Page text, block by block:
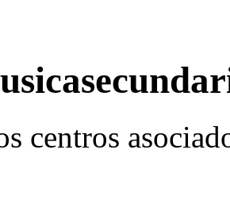
centros